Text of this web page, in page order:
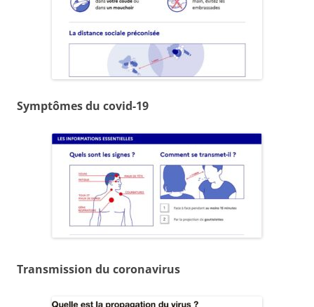
Symptômes du covid-19
Transmission du coronavirus